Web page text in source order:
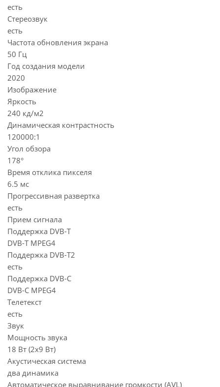
есть
Стереозвук
есть
Частота обновления экрана
50 Гц
Год создания модели
2020
Изображение
Яркость
240 кд/м2
Динамическая контрастность
120000:1
Угол обзора
178°
Время отклика пикселя
6.5 мс
Прогрессивная развертка
есть
Прием сигнала
Поддержка DVB-T
DVB-T MPEG4
Поддержка DVB-T2
есть
Поддержка DVB-C
DVB-C MPEG4
Телетекст
есть
Звук
Мощность звука
18 Вт (2х9 Вт)
Акустическая система
два динамика
Автоматическое выравнивание громкости (AVL)